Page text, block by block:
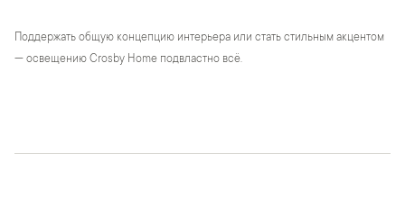
Поддержать общую концепцию интерьера или стать стильным акцентом
— освещению Crosby Home подвластно всё.